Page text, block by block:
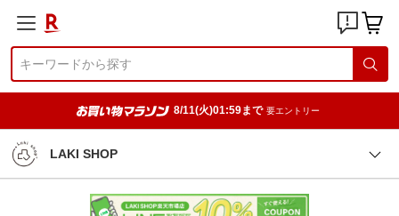
8/11(火)01:59まで 要エントリー
LAKI SHOP